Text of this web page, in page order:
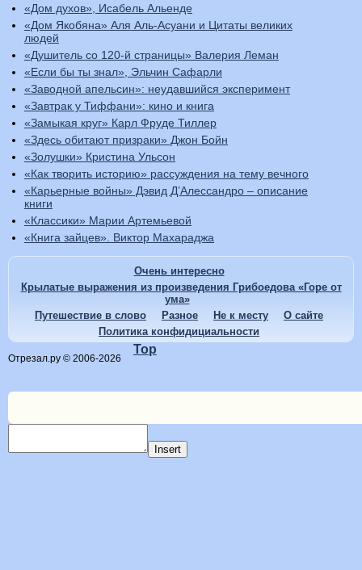
«Дом духов», Исабель Альенде
«Дом Якобяна» Аля Аль-Асуани и Цитаты великих
людей
«Душитель со 120-й страницы» Валерия Леман
«Если бы ты знал», Эльчин Сафарли
«Заводной апельсин»: неудавшийся эксперимент
«Завтрак у Тиффани»: кино и книга
«Замыкая круг» Карл Фруде Тиллер
«Здесь обитают призраки» Джон Бойн
«Золушки» Кристина Ульсон
«Как творить историю» рассуждения на тему вечного
«Карьерные войны» Дэвид Д’Алессандро – описание
книги
«Классики» Марии Артемьевой
«Книга зайцев». Виктор Махараджа
Очень интересно
Крылатые выражения из произведения Грибоедова «Горе от
ума»
Путешествие в слово
Разное Не к месту
О сайте
Политика конфидициальности
Отрезал.ру © 2006-2026
Top
Insert